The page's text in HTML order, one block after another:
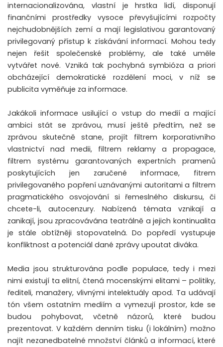
internacionalizována, vlastní je hrstka lidí, disponují
finančními prostředky vysoce převyšujícími rozpočty
nejchudobnějších zemí a mají legislativou garantovaný
privilegovaný přístup k získávání informací. Mohou tedy
nejen řešit společenské problémy, ale také uměle
vytvářet nové. Vzniká tak pochybná symbióza a priori
obcházející demokratické rozdělení moci, v níž se
publicita vyměňuje za informace.
Jakákoli informace usilující o vstup do medií a mající
ambici stát se zprávou, musí ještě předtím, než se
zprávou skutečně stane, projít filtrem korporativního
vlastnictví nad medii, filtrem reklamy a propagace,
filtrem systému garantovaných expertních pramenů
poskytujících jen zaručené informace, fitrem
privilegovaného popření uznávanými autoritami a filtrem
pragmatického osvojování si řemeslného diskursu, či
chcete-li, autocenzury. Nabízená témata vznikají a
zanikají, jsou zpracovávána teatrálně a jejich kontinualita
je stále obtížněji stopovatelná. Do popředí vystupuje
konfliktnost a potenciál dané zprávy upoutat diváka.
Media jsou strukturována podle populace, tedy i mezi
nimi existují ta elitní, čtená mocenskými elitami – politiky,
řediteli, manažery, vlivnými intelektuály apod. Ta udávají
tón všem ostatním mediím a vymezují prostor, kde se
budou pohybovat, včetně názorů, které budou
prezentovat. V každém denním tisku (i lokálním) možno
najít nezanedbatelné množství článků a informací, které